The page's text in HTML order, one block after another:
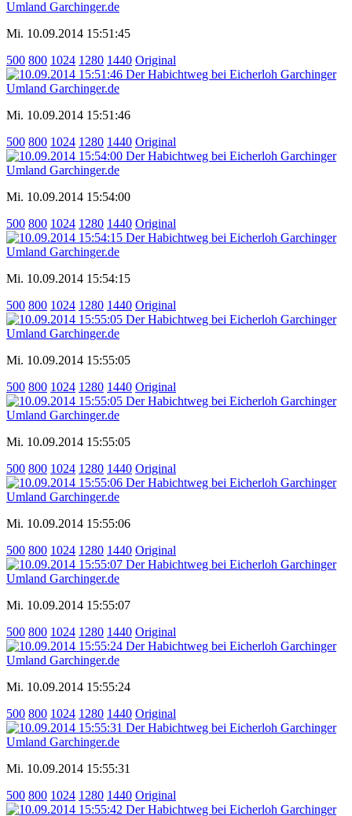
Mi. 10.09.2014 15:51:45
500 800 1024 1280 1440 Original
Mi. 10.09.2014 15:51:46
500 800 1024 1280 1440 Original
Mi. 10.09.2014 15:54:00
500 800 1024 1280 1440 Original
Mi. 10.09.2014 15:54:15
500 800 1024 1280 1440 Original
Mi. 10.09.2014 15:55:05
500 800 1024 1280 1440 Original
Mi. 10.09.2014 15:55:05
500 800 1024 1280 1440 Original
Mi. 10.09.2014 15:55:06
500 800 1024 1280 1440 Original
Mi. 10.09.2014 15:55:07
500 800 1024 1280 1440 Original
Mi. 10.09.2014 15:55:24
500 800 1024 1280 1440 Original
Mi. 10.09.2014 15:55:31
500 800 1024 1280 1440 Original